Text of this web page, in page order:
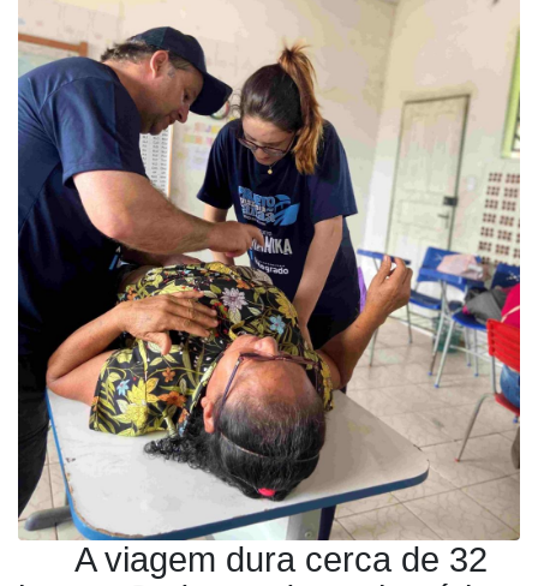
A viagem dura cerca de 32